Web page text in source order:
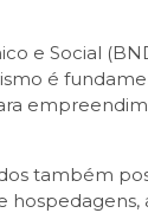
e Social
é
também